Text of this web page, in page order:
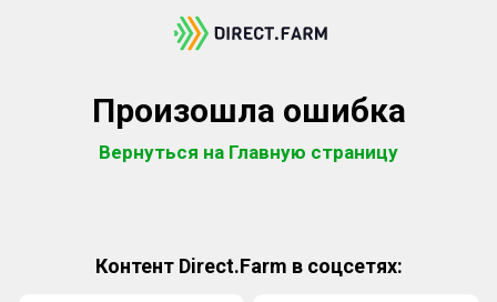
Произошла ошибка
Вернуться на Главную страницу
Контент Direct.Farm в соцсетях: